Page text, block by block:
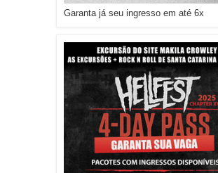
Garanta já seu ingresso em até 6x